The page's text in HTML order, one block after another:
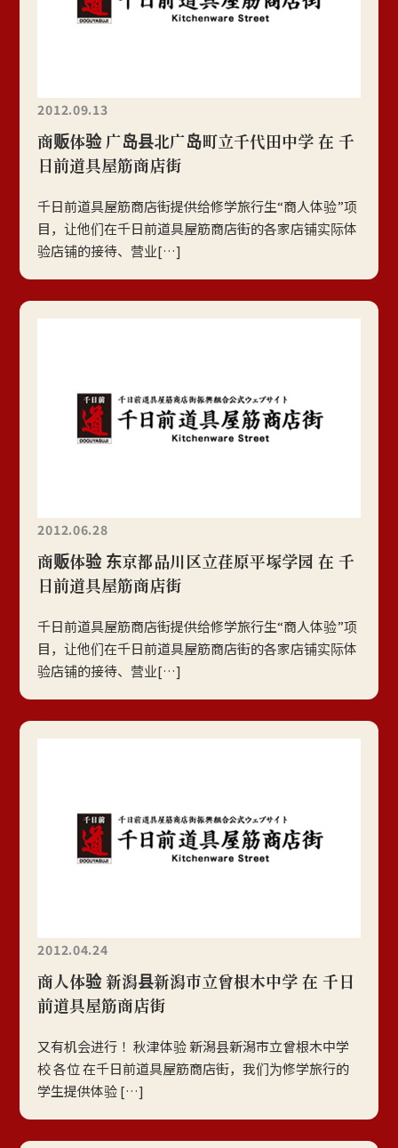
2012.09.13
商贩体验 广岛县北广岛町立千代田中学 在 千
日前道具屋筋商店街
千日前道具屋筋商店街提供给修学旅行生“商人体验”项
目，让他们在千日前道具屋筋商店街的各家店铺实际体
验店铺的接待、营业[…]
2012.06.28
商贩体验 东京都品川区立荏原平塚学园 在 千
日前道具屋筋商店街
千日前道具屋筋商店街提供给修学旅行生“商人体验”项
目，让他们在千日前道具屋筋商店街的各家店铺实际体
验店铺的接待、营业[…]
2012.04.24
商人体验 新潟县新潟市立曾根木中学 在 千日
前道具屋筋商店街
又有机会进行！ 秋津体验 新潟县新潟市立曾根木中学
校 各位 在千日前道具屋筋商店街，我们为修学旅行的
学生提供体验 […]